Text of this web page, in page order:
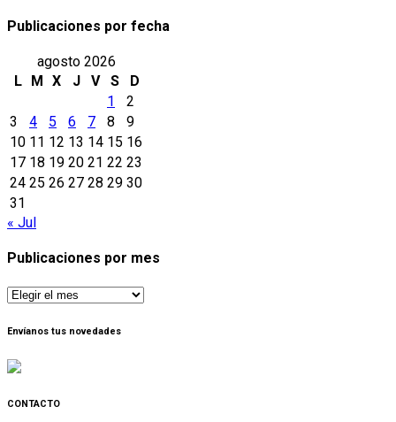
Publicaciones por fecha
agosto 2026
L
M X J V S
D
1
2
3
4 5 6 7 8
9
10 11 12 13 14 15 16
17 18 19 20 21 22 23
24 25 26 27 28 29 30
31
« Jul
Publicaciones por mes
Publicaciones
mes
Envíanos tus novedades
CONTACTO